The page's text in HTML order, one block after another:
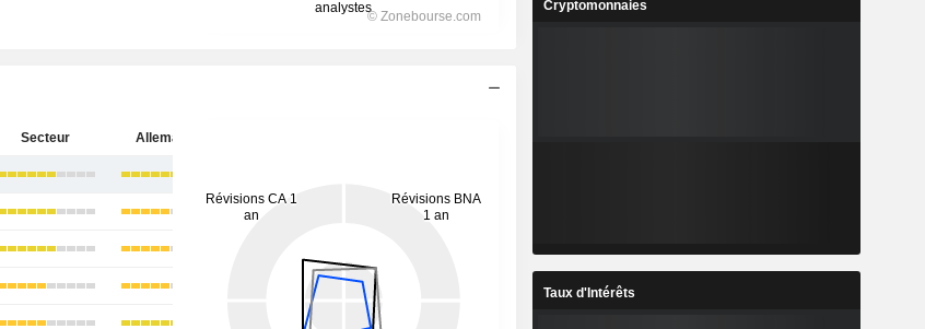
Secteur Allemagne
Cryptomonnaies
Taux d'Intérêts